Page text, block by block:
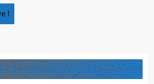
!
Découvre
DESTINATION ?